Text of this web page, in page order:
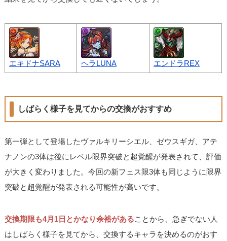
エキドナSARA ヘラLUNA エンドラREX
しばらく様子を見てからの交換がおすすめ
第一弾として登場したヴァルキリーシエル、ゼウスギガ、アテ
ナノンの3体は後にレベル限界突破と超覚醒が発表されて、評価
が大きく変わりました。今回の新フェス限3体も同じように限界
突破と超覚醒が発表される可能性が高いです。
交換期限も4月1日とかなり余裕があることから、急ぎでない人
はしばらく様子を見てから、交換するキャラを決めるのがおす